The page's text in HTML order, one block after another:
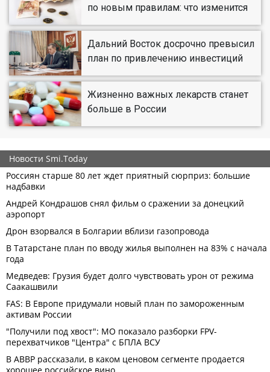
по новым правилам: что изменится
Дальний Восток досрочно превысил
план по привлечению инвестиций
Жизненно важных лекарств станет
больше в России